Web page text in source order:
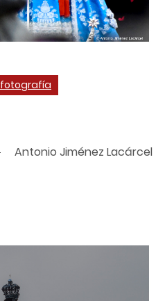
fotografía
Antonio Jiménez Lacárcel